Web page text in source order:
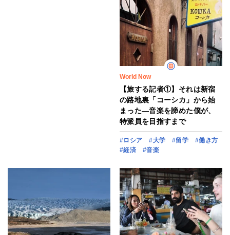
World Now
【旅する記者①】それは新宿
の路地裏「コーシカ」から始
まった―音楽を諦めた僕が、
特派員を目指すまで
#ロシア #大学 #留学
#働き方
#経済
#音楽